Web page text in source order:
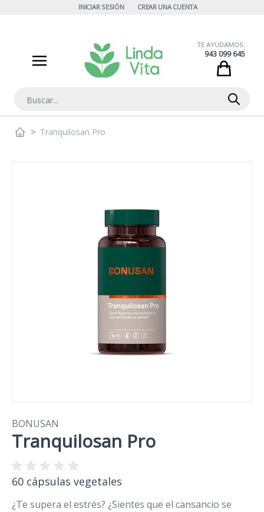
INICIAR SESIÓN CREAR UNA CUENTA
Buscar
TE AYUDAMOS:
943 099 645
> Tranquilosan Pro
BONUSAN
Tranquilosan Pro
60 cápsulas vegetales
¿Te supera el estrés? ¿Sientes que el cansancio se